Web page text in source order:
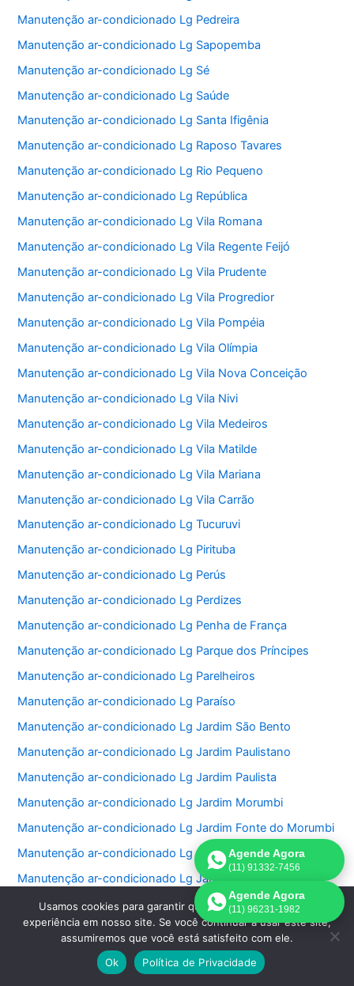
Manutenção ar-condicionado Lg Pedreira
Manutenção ar-condicionado Lg Sapopemba
Manutenção ar-condicionado Lg Sé
Manutenção ar-condicionado Lg Saúde
Manutenção ar-condicionado Lg Santa Ifigênia
Manutenção ar-condicionado Lg Raposo Tavares
Manutenção ar-condicionado Lg Rio Pequeno
Manutenção ar-condicionado Lg República
Manutenção ar-condicionado Lg Vila Romana
Manutenção ar-condicionado Lg Vila Regente Feijó
Manutenção ar-condicionado Lg Vila Prudente
Manutenção ar-condicionado Lg Vila Progredior
Manutenção ar-condicionado Lg Vila Pompéia
Manutenção ar-condicionado Lg Vila Olímpia
Manutenção ar-condicionado Lg Vila Nova Conceição
Manutenção ar-condicionado Lg Vila Nivi
Manutenção ar-condicionado Lg Vila Medeiros
Manutenção ar-condicionado Lg Vila Matilde
Manutenção ar-condicionado Lg Vila Mariana
Manutenção ar-condicionado Lg Vila Carrão
Manutenção ar-condicionado Lg Tucuruvi
Manutenção ar-condicionado Lg Pirituba
Manutenção ar-condicionado Lg Perús
Manutenção ar-condicionado Lg Perdizes
Manutenção ar-condicionado Lg Penha de França
Manutenção ar-condicionado Lg Parque dos Príncipes
Manutenção ar-condicionado Lg Parelheiros
Manutenção ar-condicionado Lg Paraíso
Manutenção ar-condicionado Lg Jardim São Bento
Manutenção ar-condicionado Lg Jardim Paulistano
Manutenção ar-condicionado Lg Jardim Paulista
Manutenção ar-condicionado Lg Jardim Morumbi
Manutenção ar-condicionado Lg Jardim Fonte do Morumbi
Manutenção ar-condicionado Lg Jardim Europa
Manutenção ar-condicionado Lg Jardim das Perdizes
Manutenção ar-condicionado Lg Jardim das Acacias
Manutenção ar-condicionado Lg Jardim da Saúde
Manutenção ar-condicionado Lg Jardim Bonfiglioli
Agende Agora
(11) 91332-7456
Agende Agora
(11) 96231-1982
Usamos cookies para garantir que oferecemos a melhor
experiência em nosso site. Se você continuar a usar este site,
assumiremos que você está satisfeito com ele.
Ok
Política de Privacidade